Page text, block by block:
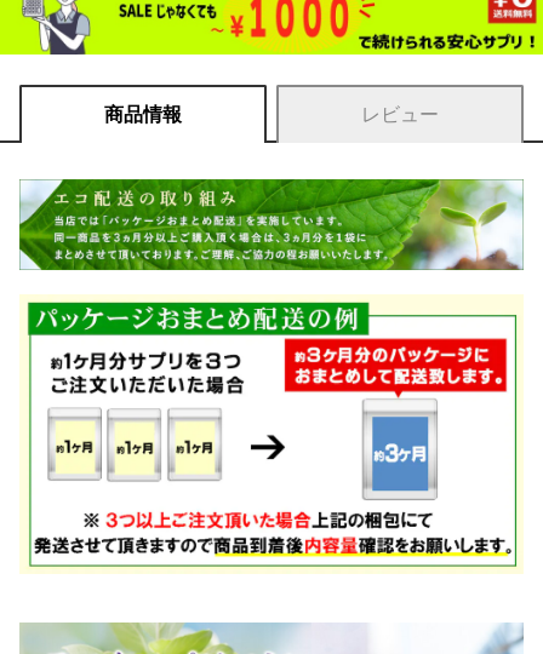
商品情報 レビュー